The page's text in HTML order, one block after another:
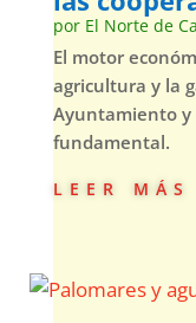
por El Norte de
El motor
agricultura y la
Ayuntamiento y
fundamental.
leer más